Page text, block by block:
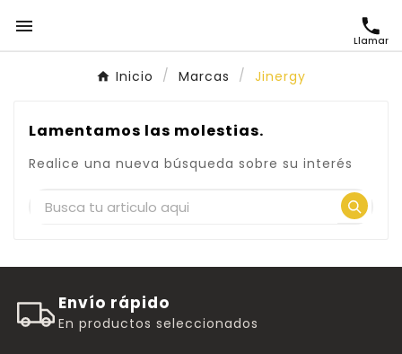

Llamar
Inicio Marcas Jinergy
Lamentamos las molestias.
Realice una nueva búsqueda sobre su interés
Envío rápido
En productos seleccionados